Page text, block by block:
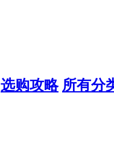
选购攻略 所有分